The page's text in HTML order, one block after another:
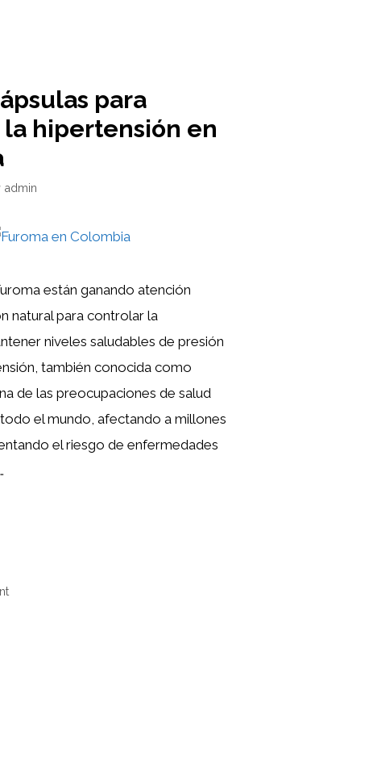
para
hipertensión en
admin
están ganando atención
natural para controlar la
niveles saludables de presión
también conocida como
de las preocupaciones de salud
el mundo, afectando a millones
el riesgo de enfermedades